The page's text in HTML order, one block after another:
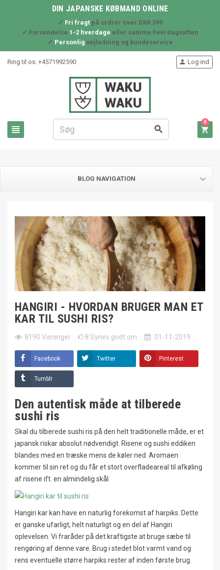
DIN JAPANSKE KØBMAND ONLINE
✓ Fri fragtpå ordrer over DKK 399
✓ Forsendelse 1-2 hverdage eller samme hverdagsaften
✓ Personlig vejledning og kundeservice
Ring til os: +4571992590
 
 Log ind

0
BLOG NAVIGATION
HANGIRI - HVORDAN BRUGER MAN ET
KAR TIL SUSHI RIS?
8190 Visninger 8 Synes godt om 01-11-2019
Facebook Twitter Pinterest
Tumblr
Den autentisk måde at tilberede
sushi ris
Skal du tilberede sushi ris på den helt traditionelle måde, er et
japansk riskar absolut nødvendigt. Risene og sushi eddiken
blandes med en træske mens de køler ned. Aromaen
kommer til sin ret og du får et stort overfladeareal til afkøling
af risene ift. en almindelig skål.
Hangiri kar kan have en naturlig forekomst af harpiks. Dette
er ganske ufarligt, helt naturligt og en del af Hangiri
oplevelsen. Vi fraråder på det kraftigste at bruge sæbe til
rengøring af denne vare. Brug i stedet blot varmt vand og
rens eventuelle større harpiks rester af inden første brug.